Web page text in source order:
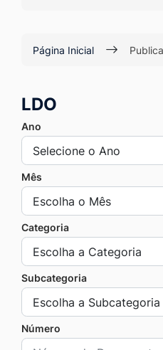
rodapé
[alt+4]
Página Inicial
LDO
Ano
Mês
Categoria
Subcategoria
Número